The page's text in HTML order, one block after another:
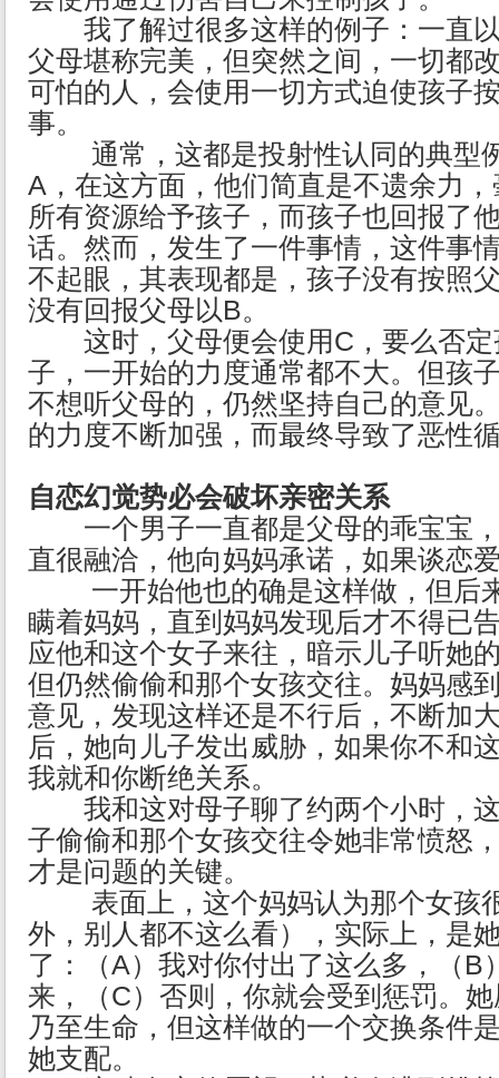
我了解过很多这样的例子：一直以
父母堪称完美，但突然之间，一切都
可怕的人，会使用一切方式迫使孩子
事。
通常，这都是投射性认同的典型
A，在这方面，他们简直是不遗余力
所有资源给予孩子，而孩子也回报
话。然而，发生了一件事情，这件事
不起眼，其表现都是，孩子没有按照
没有回报父母以B。
这时，父母便会使用C，要么否定
子，一开始的力度通常都不大。但孩
不想听父母的，仍然坚持自己的意见
的力度不断加强，而最终导致了恶性
自恋幻觉势必会破坏亲密关系
一个男子一直都是父母的乖宝宝，
直很融洽，他向妈妈承诺，如果谈恋
一开始他也的确是这样做，但后
瞒着妈妈，直到妈妈发现后才不得已
应他和这个女子来往，暗示儿子听她
但仍然偷偷和那个女孩交往。妈妈感
意见，发现这样还是不行后，不断加
后，她向儿子发出威胁，如果你不和
我就和你断绝关系。
我和这对母子聊了约两个小时，这
子偷偷和那个女孩交往令她非常愤怒
才是问题的关键。
表面上，这个妈妈认为那个女孩
外，别人都不这么看），实际上，是
了：（A）我对你付出了这么多，（B
来，（C）否则，你就会受到惩罚。
乃至生命，但这样做的一个交换条件
她支配。